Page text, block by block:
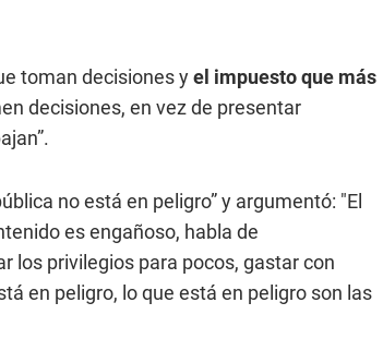
toman decisiones yel impuesto que más
decisiones, en vez de presentar
no está en peligro” y argumentó: "El
es engañoso, habla de
los privilegios para pocos, gastar con
en peligro, lo que está en peligro son las